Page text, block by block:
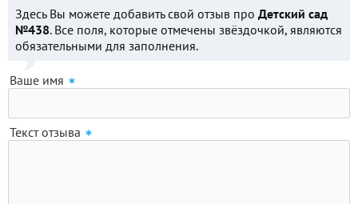
Здесь Вы можете добавить свой отзыв про Детский сад
№438. Все поля, которые отмечены звёздочкой, являются
обязательными для заполнения.
Ваше имя
Текст отзыва